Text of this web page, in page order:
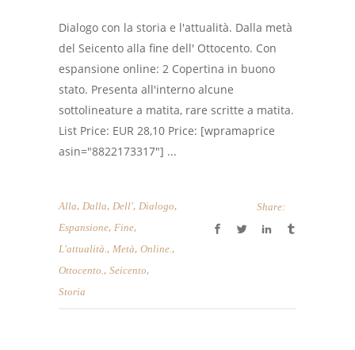
Dialogo con la storia e l'attualità. Dalla metà
del Seicento alla fine dell' Ottocento. Con
espansione online: 2 Copertina in buono
stato. Presenta all'interno alcune
sottolineature a matita, rare scritte a matita.
List Price: EUR 28,10 Price: [wpramaprice
asin="8822173317"] ...
Alla, Dalla, Dell', Dialogo,
Espansione, Fine,
L'attualità., Metà, Online.,
Ottocento., Seicento,
Storia
Share: